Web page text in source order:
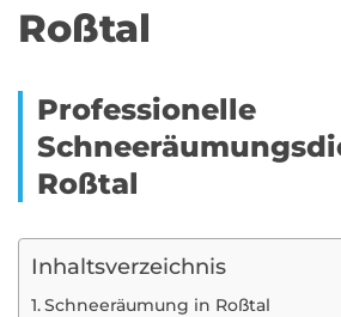
Roßtal
Professionelle
Roßtal
Inhaltsverzeichnis
Schneeräumung in Roßtal